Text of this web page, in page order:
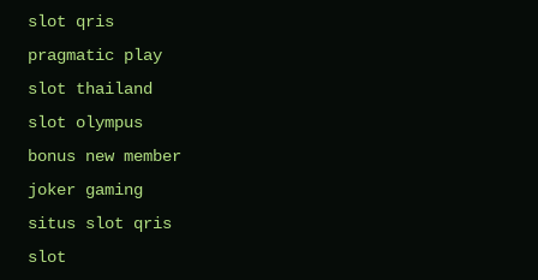
slot qris
pragmatic play
slot thailand
slot olympus
bonus new member
joker gaming
situs slot qris
slot